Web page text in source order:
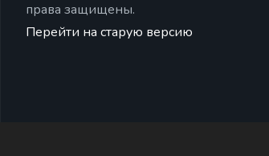
права защищены.
Перейти на старую версию